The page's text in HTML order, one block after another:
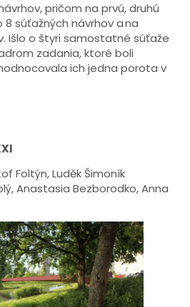
pričom na prvú, druhú
súťažných návrhov a na
Išlo o štyri samostatné súťaže
zadania, ktoré boli
ich jedna porota v
Foltýn, Luděk Šimoník
Anastasia Bezborodko, Anna